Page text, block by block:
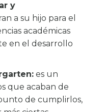
y
a su hijo para el
académicas
en el desarrollo
es un
que acaban de
de cumplirlos,